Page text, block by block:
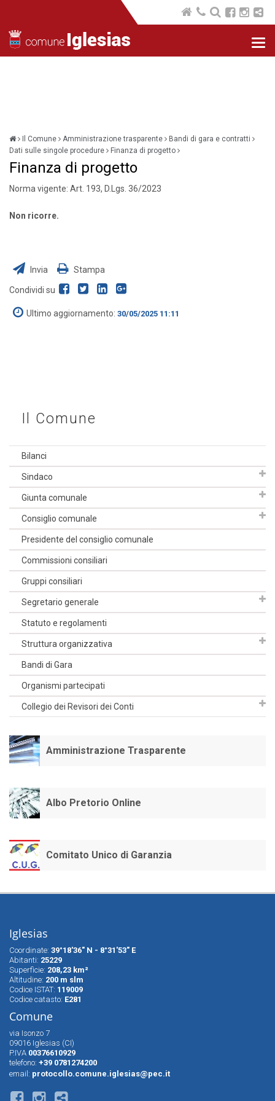
Il Comune Amministrazione trasparente
Bandi di gara e contratti
Dati sulle singole procedure
Finanza di progetto
Finanza di progetto
Norma vigente: Art. 193, D.Lgs. 36/2023
Non ricorre.
Invia Stampa
Condividi su
Ultimo aggiornamento: 30/05/2025 11:11
Il Comune
Bilanci
Sindaco
Giunta comunale
Consiglio comunale
Presidente del consiglio comunale
Commissioni consiliari
Gruppi consiliari
Segretario generale
Statuto e regolamenti
Struttura organizzativa
Bandi di Gara
Organismi partecipati
Collegio dei Revisori dei Conti
Amministrazione Trasparente
Albo Pretorio Online
Comitato Unico di Garanzia
Iglesias
Coordinate: 39°18'36" N - 8°31'53" E
Abitanti: 25229
Superfìcie: 208,23 km²
Altitudine: 200 m slm
Codice ISTAT: 119009
Codice catasto: E281
Comune
via Isonzo 7
09016 Iglesias (CI)
P.IVA 00376610929
telefono: +39 0781274200
email: protocollo.comune.iglesias@pec.it